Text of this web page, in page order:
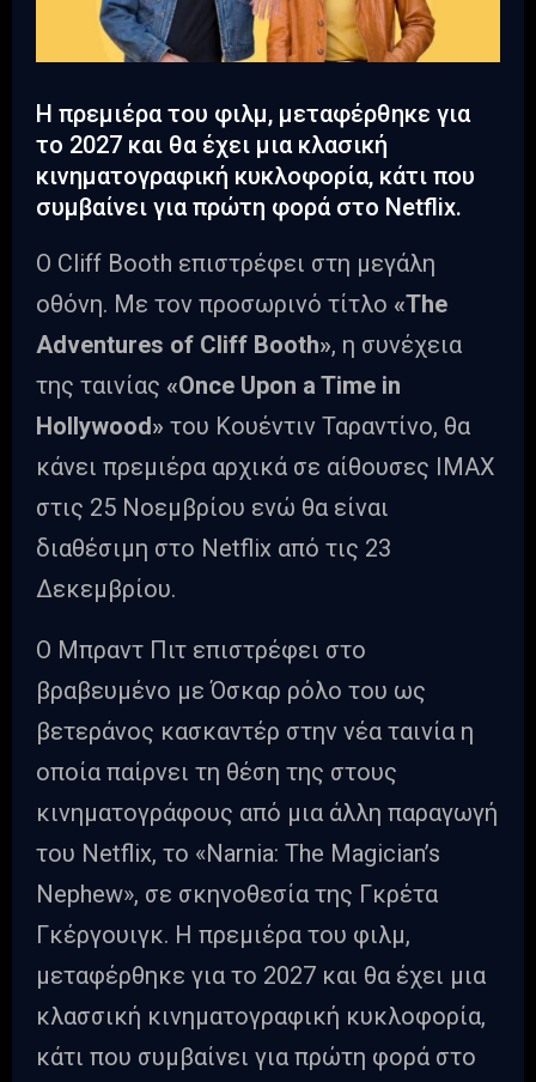
Η πρεμιέρα του φιλμ, μεταφέρθηκε για
το 2027 και θα έχει μια κλασική
κινηματογραφική κυκλοφορία, κάτι που
συμβαίνει για πρώτη φορά στο Netflix.
Ο Cliff Booth επιστρέφει στη μεγάλη
οθόνη. Με τον προσωρινό τίτλο «The
Adventures of Cliff Booth», η συνέχεια
της ταινίας «Once Upon a Time in
Hollywood» του Κουέντιν Ταραντίνο, θα
κάνει πρεμιέρα αρχικά σε αίθουσες IMAX
στις 25 Νοεμβρίου ενώ θα είναι
διαθέσιμη στο Netflix από τις 23
Δεκεμβρίου.
Ο Μπραντ Πιτ επιστρέφει στο
βραβευμένο με Όσκαρ ρόλο του ως
βετεράνος κασκαντέρ στην νέα ταινία η
οποία παίρνει τη θέση της στους
κινηματογράφους από μια άλλη παραγωγή
του Netflix, το «Narnia: The Magician’s
Nephew», σε σκηνοθεσία της Γκρέτα
Γκέργουιγκ. Η πρεμιέρα του φιλμ,
μεταφέρθηκε για το 2027 και θα έχει μια
κλασσική κινηματογραφική κυκλοφορία,
κάτι που συμβαίνει για πρώτη φορά στο